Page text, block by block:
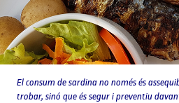
El consum de sardina no només és
trobar, sinó que és segur i preventiu